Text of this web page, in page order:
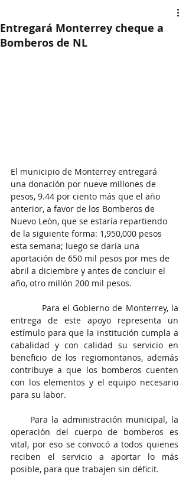
Entregará Monterrey cheque a
Bomberos de NL
El municipio de Monterrey entregará
una donación por nueve millones de
pesos, 9.44 por ciento más que el año
anterior, a favor de los Bomberos de
Nuevo León, que se estaría repartiendo
de la siguiente forma: 1,950,000 pesos
esta semana; luego se daría una
aportación de 650 mil pesos por mes de
abril a diciembre y antes de concluir el
año, otro millón 200 mil pesos.
entrega de este apoyo representa un
estímulo para que la institución cumpla a
cabalidad y con calidad su servicio en
beneficio de los regiomontanos, además
contribuye a que los bomberos cuenten
con los elementos y el equipo necesario
para su labor.
operación del cuerpo de bomberos es
vital, por eso se convocó a todos quienes
reciben el servicio a aportar lo más
posible, para que trabajen sin déficit.